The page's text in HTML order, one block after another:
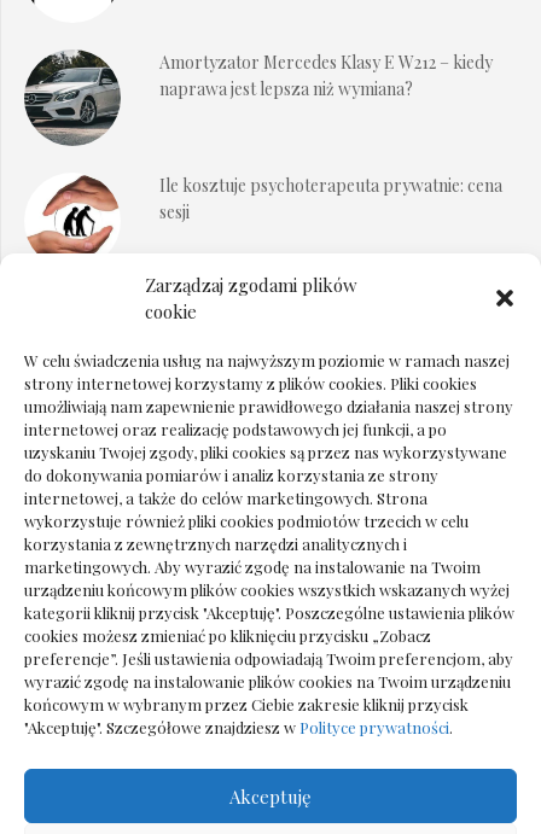
Zarządzaj zgodami plików
cookie
W celu świadczenia usług na najwyższym poziomie w ramach naszej
strony internetowej korzystamy z plików cookies. Pliki cookies
umożliwiają nam zapewnienie prawidłowego działania naszej strony
internetowej oraz realizację podstawowych jej funkcji, a po
uzyskaniu Twojej zgody, pliki cookies są przez nas wykorzystywane
do dokonywania pomiarów i analiz korzystania ze strony
internetowej, a także do celów marketingowych. Strona
wykorzystuje również pliki cookies podmiotów trzecich w celu
korzystania z zewnętrznych narzędzi analitycznych i
marketingowych. Aby wyrazić zgodę na instalowanie na Twoim
urządzeniu końcowym plików cookies wszystkich wskazanych wyżej
kategorii kliknij przycisk "Akceptuję". Poszczególne ustawienia plików
cookies możesz zmieniać po kliknięciu przycisku „Zobacz
preferencje”. Jeśli ustawienia odpowiadają Twoim preferencjom, aby
wyrazić zgodę na instalowanie plików cookies na Twoim urządzeniu
końcowym w wybranym przez Ciebie zakresie kliknij przycisk
"Akceptuję". Szczegółowe znajdziesz w Polityce prywatności.
Akceptuję
Amortyzator Mercedes Klasy E W212 – kiedy
naprawa jest lepsza niż wymiana?
Ile kosztuje psychoterapeuta prywatnie: cena
sesji
Dokumenty do odbioru przy zmianie biura
Deska podłogowa do salonu: jak wybrać bez
pośpiechu